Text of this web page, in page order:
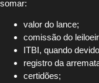
somar:
valor do lance;
comissão do
ITBI, quando
registro da
certidões;